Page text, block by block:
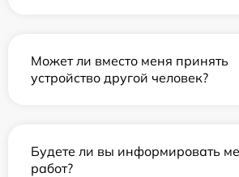
Может ли вместо меня принять
устройство другой человек?
Будете ли вы информировать
работ?